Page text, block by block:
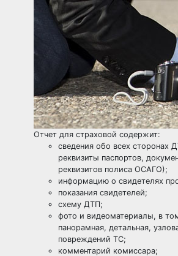
Отчет для страховой содержит:
сведения обо всех сторонах
реквизиты паспортов,
реквизитов полиса ОСАГО);
информацию о свидетелях
показания свидетелей;
схему ДТП;
фото и видеоматериалы, в
панорамная, детальная,
повреждений ТС;
комментарий комиссара;